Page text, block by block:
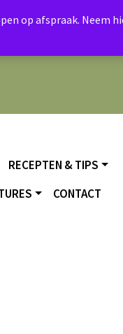
RECEPTEN & TIPS
CONTACT
op afspraak. Neem